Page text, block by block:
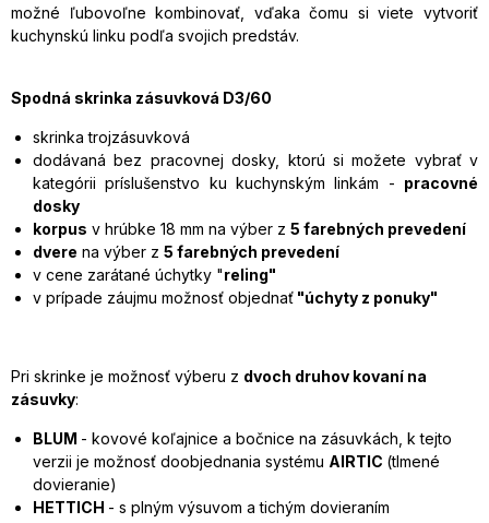
možné ľubovoľne kombinovať, vďaka čomu si viete vytvoriť
kuchynskú linku podľa svojich predstáv.
Spodná skrinka zásuvková D3/60
skrinka trojzásuvková
dodávaná bez pracovnej dosky, ktorú si možete vybrať v
kategórii príslušenstvo ku kuchynským linkám - pracovné
dosky
korpus v hrúbke 18 mm na výber z 5 farebných prevedení
dvere na výber z 5 farebných prevedení
v cene zarátané úchytky "reling"
v prípade záujmu možnosť objednať "úchyty z ponuky"
Pri skrinke je možnosť výberu z dvoch druhov kovaní na
zásuvky:
BLUM - kovové koľajnice a bočnice na zásuvkách, k tejto
verzii je možnosť doobjednania systému AIRTIC (tlmené
dovieranie)
HETTICH - s plným výsuvom a tichým dovieraním